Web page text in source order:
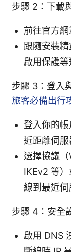
步驟 2：下載
前往官方
跟隨安裝
啟用保護等
步驟 3：登入
旅客必備出行
登入你的
近距離伺服
選擇協議（
IKEv2 等
線到最近伺
步驟 4：安全
啟用 DNS